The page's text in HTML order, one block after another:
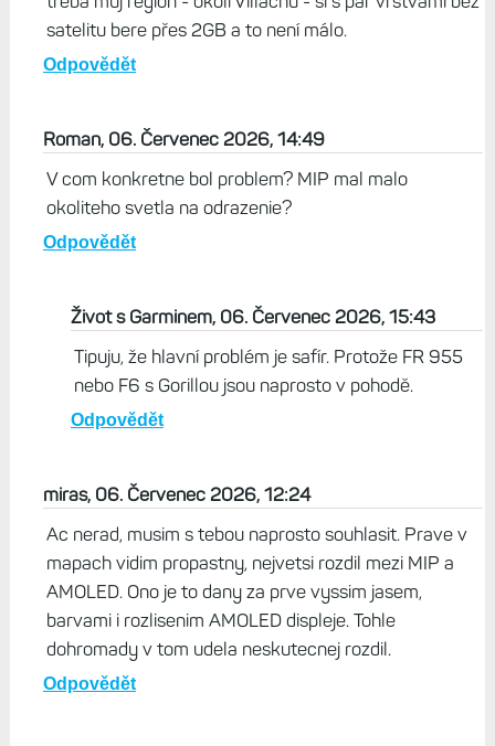
satelitu bere přes 2GB a to není málo.
Odpovědět
Roman, 06. Červenec 2026, 14:49
V com konkretne bol problem? MIP mal malo
okoliteho svetla na odrazenie?
Odpovědět
Život s Garminem, 06. Červenec 2026, 15:43
Tipuju, že hlavní problém je safír. Protože FR 955
nebo F6 s Gorillou jsou naprosto v pohodě.
Odpovědět
miras, 06. Červenec 2026, 12:24
Ac nerad, musim s tebou naprosto souhlasit. Prave v
mapach vidim propastny, nejvetsi rozdil mezi MIP a
AMOLED. Ono je to dany za prve vyssim jasem,
barvami i rozlisenim AMOLED displeje. Tohle
dohromady v tom udela neskutecnej rozdil.
Odpovědět